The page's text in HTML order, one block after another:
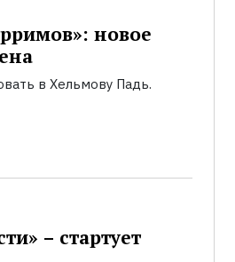
новое
в Хельмову Падь.
– стартует